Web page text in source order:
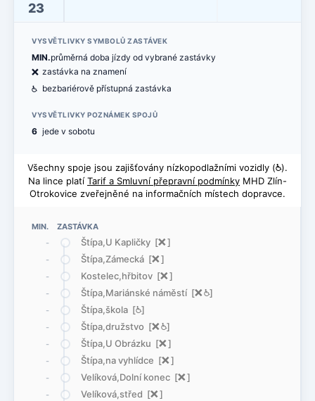
MIN. ZASTÁVKA
-
Štípa,U Kapličky [ë]
- Štípa,Zámecká [ë]
- Kostelec,hřbitov [ë]
- Štípa,Mariánské náměstí [ë@]
- Štípa,škola [@]
- Štípa,družstvo [ë@]
- Štípa,U Obrázku [ë]
- Štípa,na vyhlídce [ë]
- Velíková,Dolní konec [ë]
- Velíková,střed [ë]
23
VYSVĚTLIVKY SYMBOLŮ ZASTÁVEK
MIN.průměrná doba jízdy od vybrané zastávky
ë zastávka na znamení
@ bezbariérově přístupná zastávka
VYSVĚTLIVKY POZNÁMEK SPOJŮ
6 jede v sobotu
Všechny spoje jsou zajišťovány nízkopodlažními vozidly (@).
Na lince platí Tarif a Smluvní přepravní podmínky MHD Zlín-
Otrokovice zveřejněné na informačních místech dopravce.